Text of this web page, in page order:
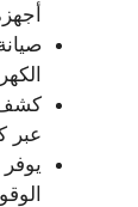
كشف
عبر